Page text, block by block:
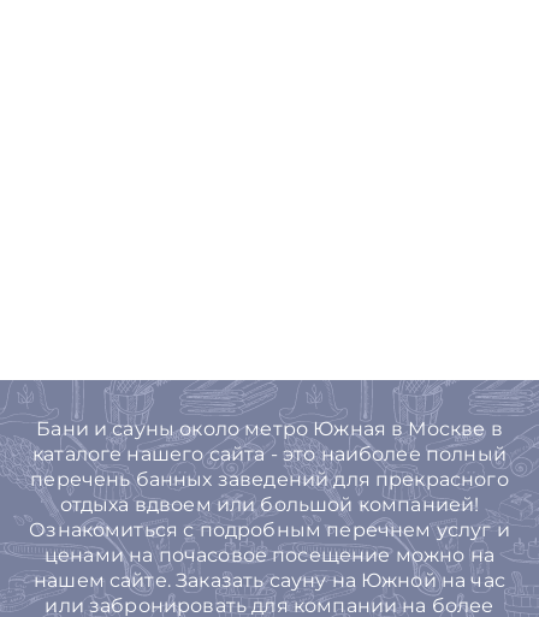
Бани и сауны около метро Южная в Москве в
каталоге нашего сайта - это наиболее полный
перечень банных заведений для прекрасного
отдыха вдвоем или большой компанией!
Ознакомиться с подробным перечнем услуг и
ценами на почасовое посещение можно на
нашем сайте. Заказать сауну на Южной на час
или забронировать для компании на более